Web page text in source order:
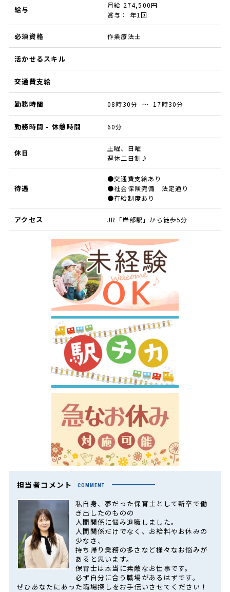
給与
月給 274,500円
賞与： 年1回
必須資格 作業療法士
活かせるスキル
交通費支給
勤務時間 08時30分 ～ 17時30分
勤務時間 - 休憩時間 60分
休日
土曜、日曜
週休二日制♪
待遇
●交通費支給あり
●社会保険完備 法定通り
●有給制度あり
アクセス JR「岸部駅」から徒歩5分
担当者コメント COMMENT
私自身、夢だった保育士として新卒で働
き出したのものの
人間関係に悩み退職しました。
人間関係だけでなく、お給料やお休みの
少なさ、
持ち帰り業務の多さなど様々なお悩みが
あると思います。
保育士は本当に素敵なお仕事です。
必ず自分に合う職場があるはずです。
ぜひあなたにあった職場探しをお手伝いさせてください！